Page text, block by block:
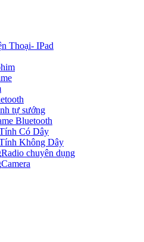
Thoại- IPad
tự sướng
Bluetooth
Có Dây
Không Dây
Radio chuyên dụng
Camera